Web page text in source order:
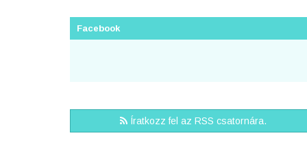
előtte. Át lehetne még írni a nevemre? Köszi <3
Sziasztok, én küldtem be most Taylor Swifttől a Great
War című számot, de véletlen nem voltam bejelentkezve.
A nevemre lehetne írni?
Facebook
Íratkozz fel az RSS csatornára.